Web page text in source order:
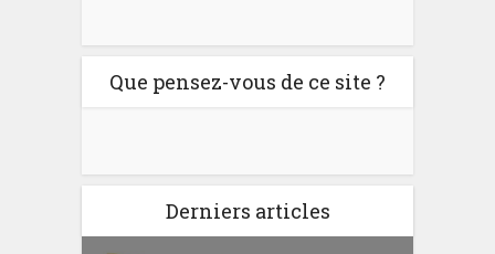
Que pensez-vous de ce site ?
Derniers articles